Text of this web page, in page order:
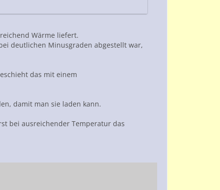
Wärme liefert.
deutlichen Minusgraden abgestellt war,
das mit einem
damit man sie laden kann.
bei ausreichender Temperatur das